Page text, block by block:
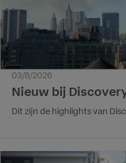
03/8/2026
Nieuw bij
Dit zijn de highlights van